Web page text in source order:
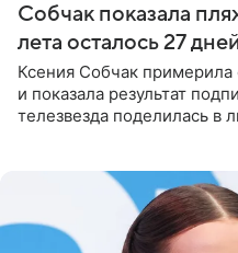
Собчак показала
лета осталось 27
Ксения Собчак
и показала результат
телезвезда поделилась в